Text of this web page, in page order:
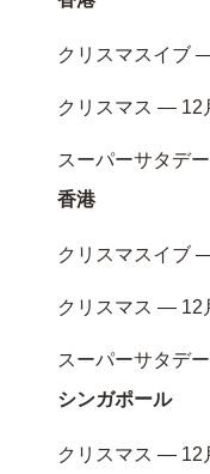
クリスマスイブ
クリスマス — 12
スーパーサタデ
香港
クリスマスイブ
クリスマス — 12
スーパーサタデ
シンガポール
クリスマス — 12